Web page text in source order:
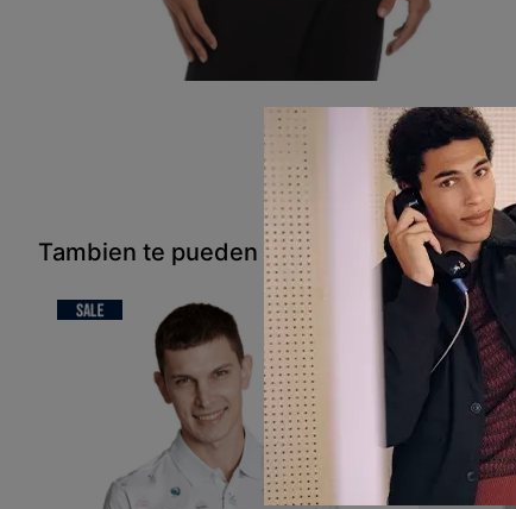
Tambien te pueden interesar